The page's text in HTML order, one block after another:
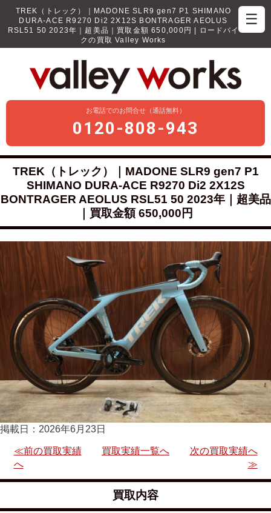
☰
TREK（トレック）｜MADONE SLR9 gen7 P1 SHIMANO
DURA-ACE R9270 Di2 2X12S BONTRAGER AEOLUS
RSL51 50 2023年｜超美品｜買取金額 650,000円 | ロードバイ
クの買取 Valley Works
お電話でのお問合せ（通話無料）
0120-808-943
TREK（トレック）｜MADONE SLR9 gen7 P1
SHIMANO DURA-ACE R9270 Di2 2X12S
BONTRAGER AEOLUS RSL51 50 2023年｜超美品
｜買取金額 650,000円
掲載日：2026年6月23日
≪前の買取実績
へ
買取実績一覧へ
次の買取実績へ
≫
買取内容